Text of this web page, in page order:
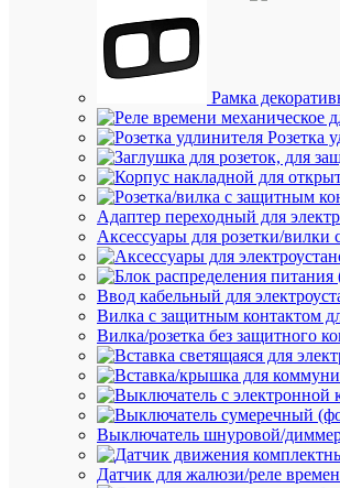
Рамка
Розетка
Адаптер переходный для
Аксессуары для розетки/
Ввод кабельный для
Вилка с защитным контактом
Вилка/розетка без защитного
Выключатель шнуровой/
Датчик для жалюзи/реле